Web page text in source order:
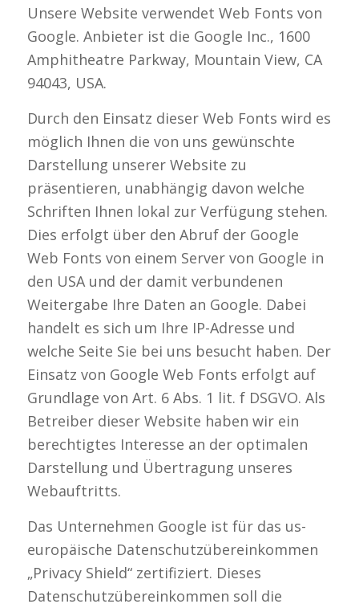
Unsere Website verwendet Web Fonts von
Google. Anbieter ist die Google Inc., 1600
Amphitheatre Parkway, Mountain View, CA
94043, USA.
Durch den Einsatz dieser Web Fonts wird es
möglich Ihnen die von uns gewünschte
Darstellung unserer Website zu
präsentieren, unabhängig davon welche
Schriften Ihnen lokal zur Verfügung stehen.
Dies erfolgt über den Abruf der Google
Web Fonts von einem Server von Google in
den USA und der damit verbundenen
Weitergabe Ihre Daten an Google. Dabei
handelt es sich um Ihre IP-Adresse und
welche Seite Sie bei uns besucht haben. Der
Einsatz von Google Web Fonts erfolgt auf
Grundlage von Art. 6 Abs. 1 lit. f DSGVO. Als
Betreiber dieser Website haben wir ein
berechtigtes Interesse an der optimalen
Darstellung und Übertragung unseres
Webauftritts.
Das Unternehmen Google ist für das us-
europäische Datenschutzübereinkommen
„Privacy Shield“ zertifiziert. Dieses
Datenschutzübereinkommen soll die